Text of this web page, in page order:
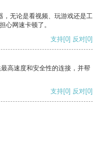
，无论是看视频、玩游戏还是工
心网速卡顿了。
支持[0] 反对[0]
高速度和安全性的连接，并帮
支持[0] 反对[0]